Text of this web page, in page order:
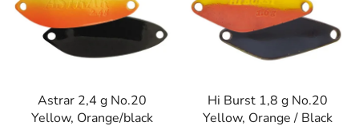
Astrar 2,4 g No.20
Yellow, Orange/black
Hi Burst 1,8 g No.20
Yellow, Orange / Black